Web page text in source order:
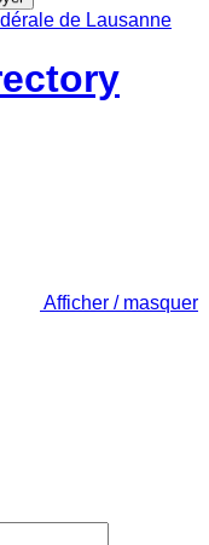
Afficher / masquer